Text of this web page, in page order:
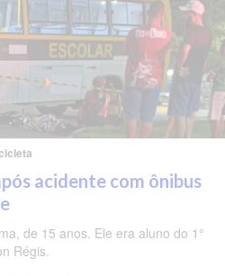
acidente com ônibus
de 15 anos. Ele era aluno do 1°
Régis.